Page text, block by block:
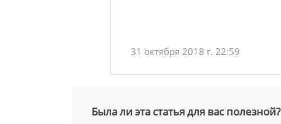
31 октября 2018 г. 22:59
Была ли эта статья для вас полезной?